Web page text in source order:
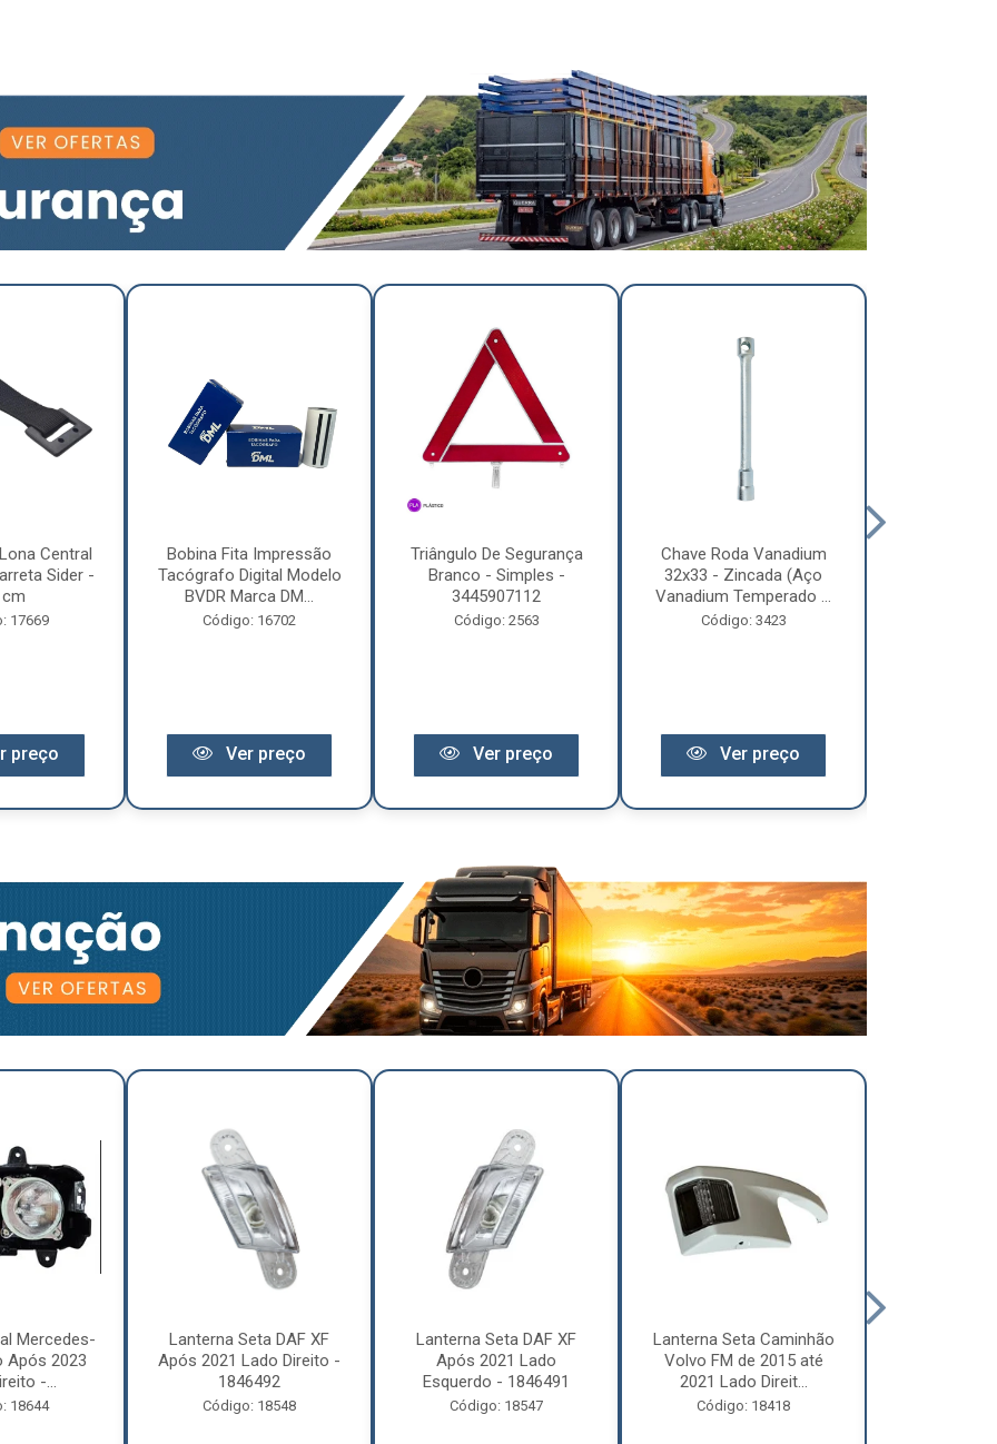
Central
Sider -
17669
preço
Bobina Fita Impressão
Tacógrafo Digital Modelo
BVDR Marca DM...
Código: 16702
Ver preço
Triângulo De Segurança
Branco - Simples -
3445907112
Código: 2563
Ver preço
Chave Roda Vanadium
32x33 - Zincada (Aço
Vanadium Temperado ...
Código: 3423
Ver preço
Mercedes-
Após 2023
-...
18644
Lanterna Seta DAF XF
Após 2021 Lado Direito -
1846492
Código: 18548
Lanterna Seta DAF XF
Após 2021 Lado
Esquerdo - 1846491
Código: 18547
Lanterna Seta Caminhão
Volvo FM de 2015 até
2021 Lado Direit...
Código: 18418